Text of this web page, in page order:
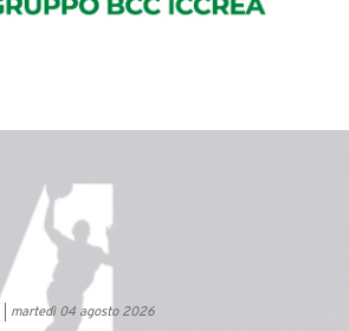
martedì 04 agosto 2026